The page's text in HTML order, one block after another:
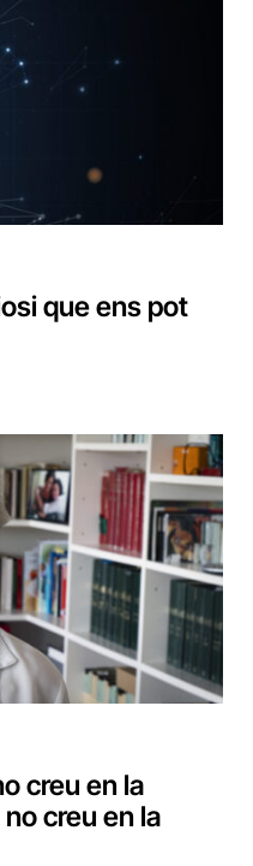
que ens pot
creu en la
creu en la